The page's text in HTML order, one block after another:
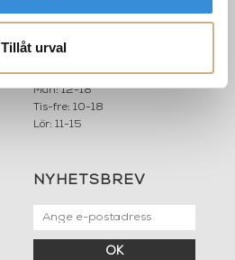
Tillåt urval033 10 75 76
Mån: 12-18
Tis-fre: 10-18
Lör: 11-15
NYHETSBREV
OK